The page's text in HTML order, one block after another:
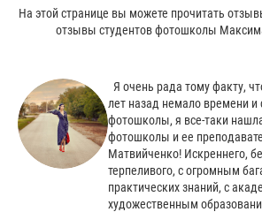
На этой странице вы можете прочитать
отзывы студентов фотошколы
Я очень рада тому факту,
лет назад немало времени и
фотошколы, я все-таки
фотошколы и ее
Матвийченко! Искреннего,
терпеливого, с огромным
практических знаний, с
художественным